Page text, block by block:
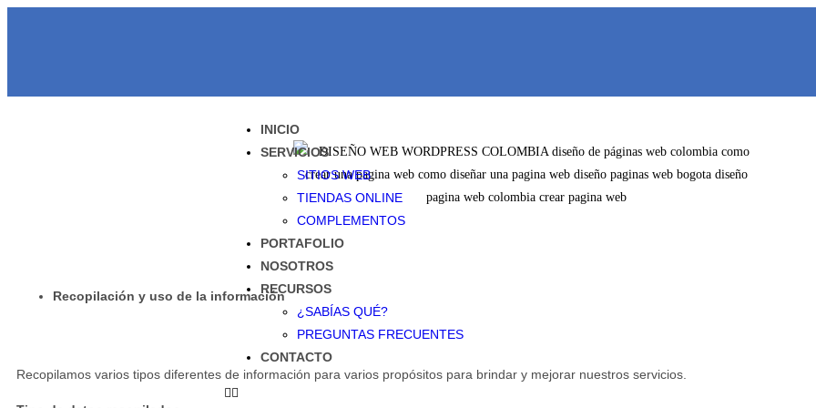
INICIO
SERVICIOS
SITIOS WEB
TIENDAS ONLINE
COMPLEMENTOS
PORTAFOLIO
NOSOTROS
RECURSOS
¿SABÍAS QUÉ?
PREGUNTAS FRECUENTES
CONTACTO
Recopilación y uso de la información
Recopilamos varios tipos diferentes de información para varios propósitos para brindar y mejorar nuestros servicios.